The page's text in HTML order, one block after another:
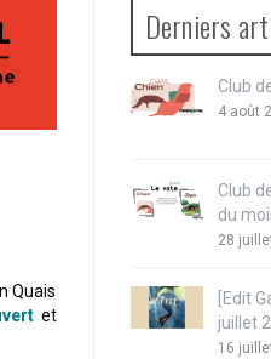
Quais
et
Derniers
Club
4 août
Club
du
28
[Edit
juillet
16